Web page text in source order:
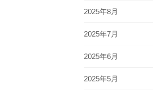
2025年8月
2025年7月
2025年6月
2025年5月